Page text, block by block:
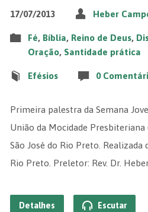
17/07/2013 Heber
Fé, Bíblia, Reino de Deus,
Oração, Santidade prática
Efésios 0
Primeira palestra da Semana
União da Mocidade
São José do Rio Preto. Realizada
Rio Preto. Preletor: Rev. Dr.
Detalhes Escutar